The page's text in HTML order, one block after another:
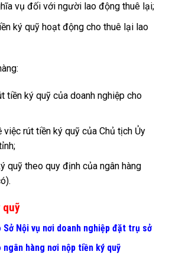
vụ đối với người lao động thuê lại;
ký quỹ hoạt động cho thuê lại lao
tiền ký quỹ của doanh nghiệp cho
việc rút tiền ký quỹ của Chủ tịch Ủy
quỹ theo quy định của ngân hàng
quỹ
Sở Nội vụ nơi doanh nghiệp đặt trụ sở
ngân hàng nơi nộp tiền ký quỹ